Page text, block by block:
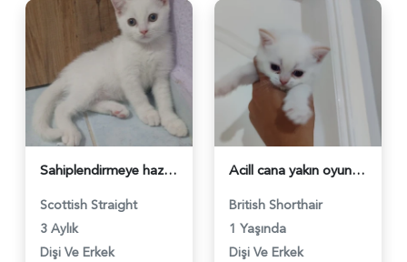
Sahiplendirmeye hazır ve rezerveye açık yavrularımız - 5486
Scottish Straight
3 Aylık
Dişi Ve Erkek
Acill cana yakın oyuncu british yavrularım - 5535
British Shorthair
1 Yaşında
Dişi Ve Erkek